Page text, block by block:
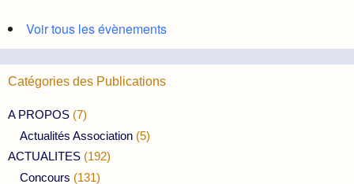
Voir tous les évènements
Catégories des Publications
A PROPOS (7)
Actualités Association (5)
ACTUALITES (192)
Concours (131)